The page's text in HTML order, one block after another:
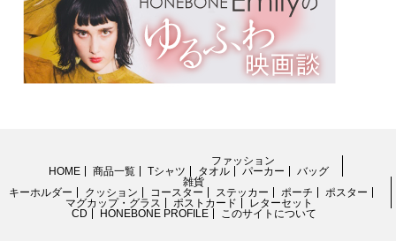
HOME 商品一覧
ファッション
Tシャツ
タオル パーカー
バッグ
雑貨
キーホルダー
クッション コースター ステッカー ポーチ
ポスター
マグカップ・グラス
ポストカード
レターセット
CD
HONEBONE PROFILE このサイトについて